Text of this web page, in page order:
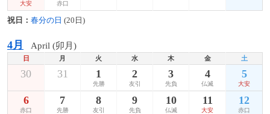
大安 赤口
祝日： 春分の日 (20日)
4月 April (卯月)
日 月 火 水 木 金 土
30 31 1
先勝
2
友引
3
先負
4
仏滅
5
大安
6
赤口
7
先勝
8
友引
9
先負
10
仏滅
11
大安
12
赤口